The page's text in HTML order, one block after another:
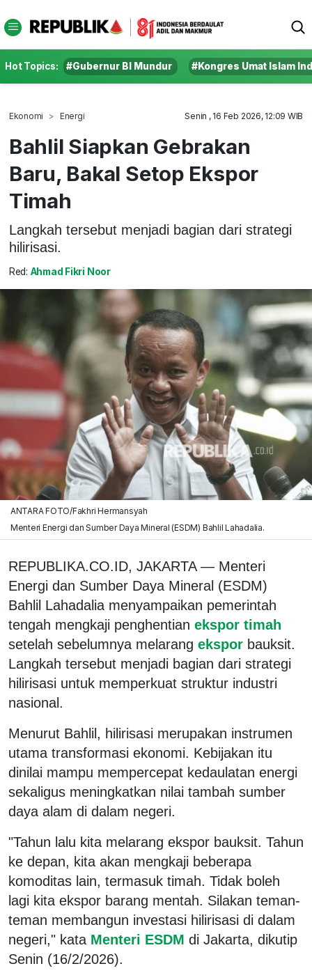
Hot Topics: #Gubernur BI Mundur #Kongres Umat Islam
Ekonomi Energi Senin , 16 Feb 2026, 12:09 WIB
Bahlil Siapkan Gebrakan
Baru, Bakal Setop Ekspor
Timah
Langkah tersebut menjadi bagian dari strategi
hilirisasi.
Red: Ahmad Fikri Noor
ANTARA FOTO/Fakhri Hermansyah
Menteri Energi dan Sumber Daya Mineral (ESDM) Bahlil Lahadalia.
REPUBLIKA.CO.ID, JAKARTA — Menteri
Energi dan Sumber Daya Mineral (ESDM)
Bahlil Lahadalia menyampaikan pemerintah
tengah mengkaji penghentian ekspor timah
setelah sebelumnya melarang ekspor bauksit.
Langkah tersebut menjadi bagian dari strategi
hilirisasi untuk memperkuat struktur industri
nasional.
Menurut Bahlil, hilirisasi merupakan instrumen
utama transformasi ekonomi. Kebijakan itu
dinilai mampu mempercepat kedaulatan energi
sekaligus meningkatkan nilai tambah sumber
daya alam di dalam negeri.
"Tahun lalu kita melarang ekspor bauksit. Tahun
ke depan, kita akan mengkaji beberapa
komoditas lain, termasuk timah. Tidak boleh
lagi kita ekspor barang mentah. Silakan teman-
teman membangun investasi hilirisasi di dalam
negeri," kata Menteri ESDM di Jakarta, dikutip
Senin (16/2/2026).